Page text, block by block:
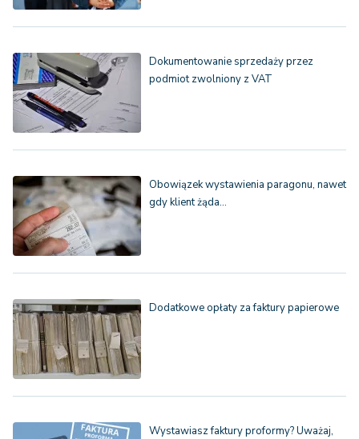
Dokumentowanie sprzedaży przez
podmiot zwolniony z VAT
Obowiązek wystawienia paragonu, nawet
gdy klient żąda…
Dodatkowe opłaty za faktury papierowe
Wystawiasz faktury proformy? Uważaj,